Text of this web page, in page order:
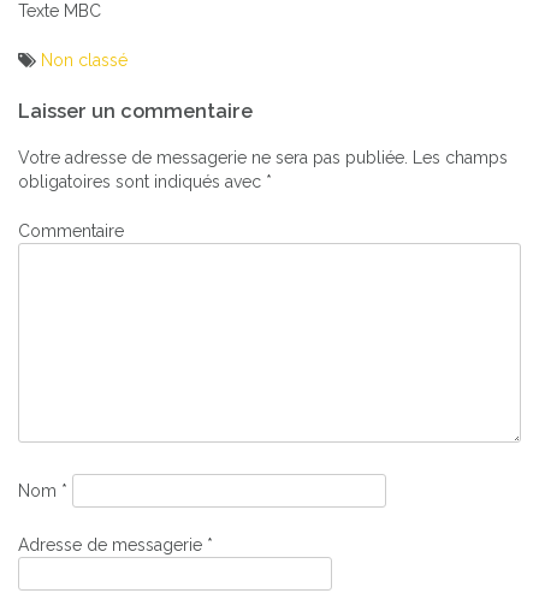
Texte MBC
Non classé
Navigation
de
l’article
Laisser un commentaire
Votre adresse de messagerie ne sera pas publiée. Les champs
obligatoires sont indiqués avec *
Commentaire
Nom *
Adresse de messagerie *